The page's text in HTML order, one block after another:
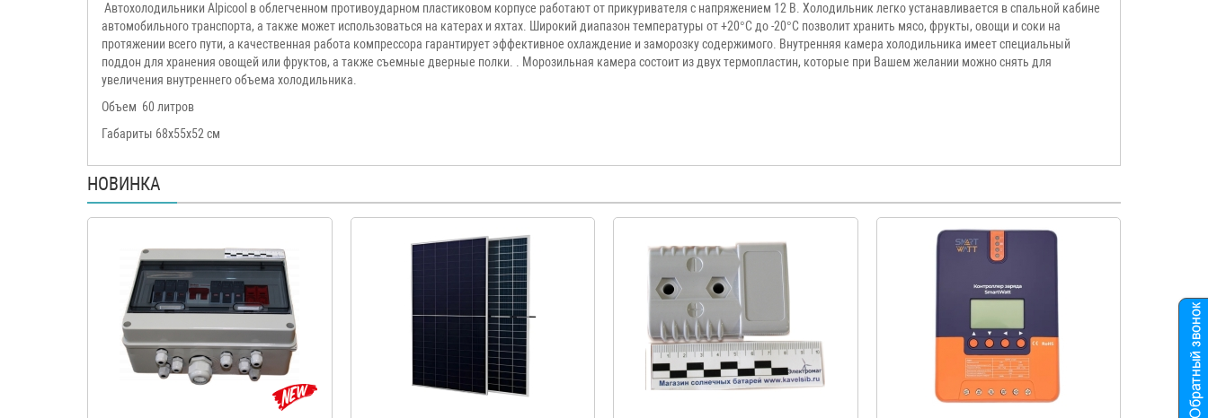
Автохолодильники Alpicool в облегченном противоударном пластиковом корпусе работают от прикуривателя с напряжением 12 В. Холодильник легко устанавливается в спальной кабине
автомобильного транспорта, а также может использоваться на катерах и яхтах. Широкий диапазон температуры от +20°C до -20°C позволит хранить мясо, фрукты, овощи и соки на
протяжении всего пути, а качественная работа компрессора гарантирует эффективное охлаждение и заморозку содержимого. Внутренняя камера холодильника имеет специальный
поддон для хранения овощей или фруктов, а также съемные дверные полки. . Морозильная камера состоит из двух термопластин, которые при Вашем желании можно снять для
увеличения внутреннего объема холодильника.
Объем 60 литров
Габариты 68x55x52 cм
НОВИНКА